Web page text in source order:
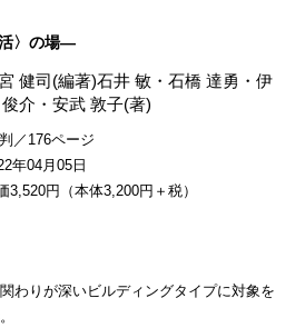
〉の場―
健司(編著)石井 敏 ・石橋 達勇 ・伊
介 ・安武 敦子(著)
／176ページ
年04月05日
3,520円（本体3,200円＋税）
わりが深いビルディングタイプに対象を